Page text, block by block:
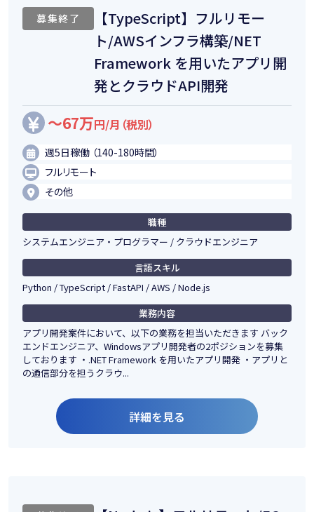
募集終了
【TypeScript】フルリモー
ト/AWSインフラ構築/NET
Framework を用いたアプリ開
発とクラウドAPI開発
～67万円/月（税別）
週5日稼働 （140-180時間）
フルリモート
その他
職種
システムエンジニア・プログラマー / クラウドエンジニア
言語スキル
Python / TypeScript / FastAPI / AWS / Node.js
業務内容
アプリ開発案件において、以下の業務を担当いただきます バック
エンドエンジニア、Windowsアプリ開発者の2ポジションを募集
しております ・.NET Framework を用いたアプリ開発 ・アプリと
の通信部分を担うクラウ...
詳細を見る